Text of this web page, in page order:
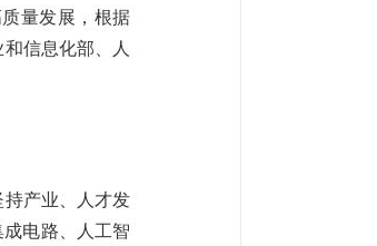
量发展，根据
信息化部、人
产业、人才发
电路、人工智